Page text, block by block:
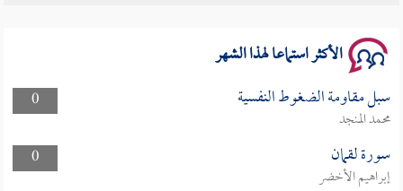
الأكثر استماعا لهذا الشهر
0 سبل مقاومة الضغوط النفسية
محمد المنجد
0
سورة لقمان
إبراهيم الأخضر